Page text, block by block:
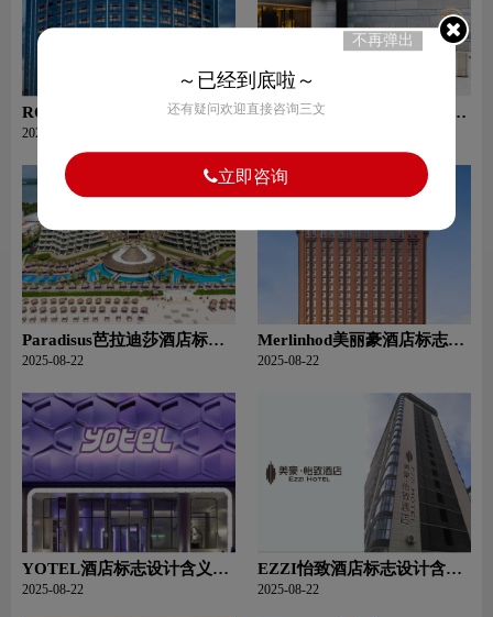
ROYALSS HOTEL酒店标志
设计含义及酒店品牌设计理
2025-08-23
The Upper House奕居酒店标
理念
Paradisus芭拉迪莎酒店标志
设计含义及酒店品牌设计理
2025-08-22
Merlinhod美丽豪酒店标志设
计含义及酒店品牌设计理念
2025-08-22
YOTEL酒店标志设计含义及
酒店品牌设计理念
2025-08-22
EZZI怡致酒店标志设计含义
及酒店品牌设计理念
2025-08-22
不再弹出
～已经到底啦～
还有疑问欢迎直接咨询三文
立即咨询